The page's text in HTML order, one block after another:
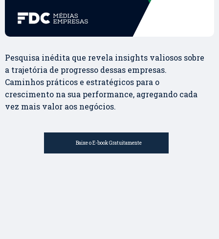
Pesquisa inédita que revela insights valiosos sobre
a trajetória de progresso dessas empresas.
Caminhos práticos e estratégicos para o
crescimento na sua performance, agregando cada
vez mais valor aos negócios.
Baixe o E-book Gratuitamente